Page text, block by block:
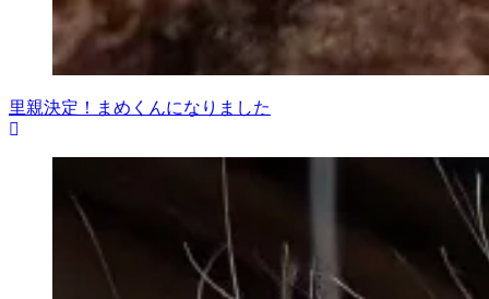
里親決定！まめくんになりました